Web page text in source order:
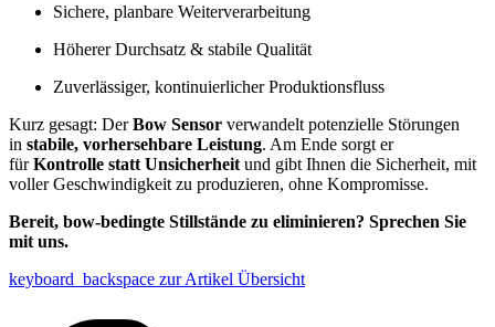
Sichere, planbare Weiterverarbeitung
Höherer Durchsatz & stabile Qualität
Zuverlässiger, kontinuierlicher Produktionsfluss
Kurz gesagt: DerBow Sensor verwandelt potenzielle Störungen
in stabile, vorhersehbare Leistung. Am Ende sorgt er
fürKontrolle statt Unsicherheit und gibt Ihnen die Sicherheit, mit
voller Geschwindigkeit zu produzieren, ohne Kompromisse.
Bereit, bow-bedingte Stillstände zu eliminieren? Sprechen Sie
mit uns.
keyboard_backspace zur Artikel Übersicht